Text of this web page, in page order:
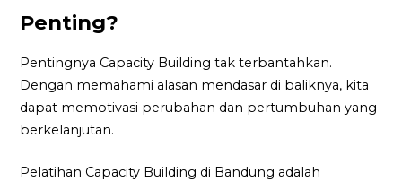
Penting?
Pentingnya Capacity Building tak terbantahkan.
Dengan memahami alasan mendasar di baliknya, kita
dapat memotivasi perubahan dan pertumbuhan yang
berkelanjutan.
Pelatihan Capacity Building di Bandung adalah